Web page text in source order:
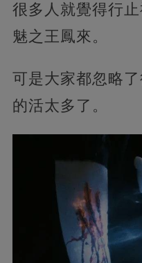
很多人就覺得行
魅之王鳳來。
可是大家都忽略
的活太多了。